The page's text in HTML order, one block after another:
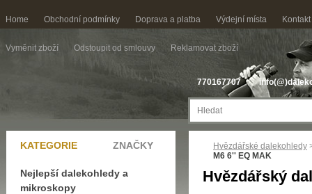
Home Obchodní podmínky Doprava a platba Výdejní místa Kontakt
Vyměnit zboží Odstoupit od smlouvy Reklamovat zboží
770167707
Hvězdářské dalekohledy
M6 6'' EQ MAK
Hvězdářský
KATEGORIE ZNAČKY
Nejlepší dalekohledy a
mikroskopy